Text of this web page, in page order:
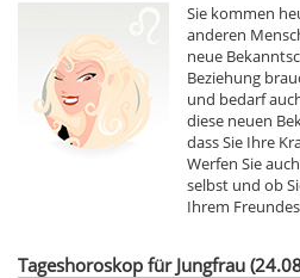
Sie kommen
anderen
neue
Beziehung
und bedarf
diese neuen
dass Sie Ihre
Werfen Sie
selbst und ob
Ihrem
Tageshoroskop für Jungfrau